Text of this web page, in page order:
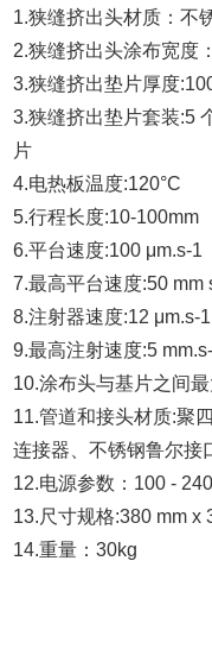
1.狭缝挤出头材质：不
2.狭缝挤出头涂布宽度
3.狭缝挤出垫片厚度
3.狭缝挤出垫片套装:5
片
4.电热板温度:120°C
5.行程长度:10-100mm
6.平台速度:100 μm.s-1
7.最高平台速度:50 mm
8.注射器速度:12 μm.s-1
9.最高注射速度:5
10.涂布头与基片之间
11.管道和接头材质:聚
连接器、不锈钢鲁尔接
12.电源参数：100 -
13.尺寸规格:380 mm x
14.重量：30kg